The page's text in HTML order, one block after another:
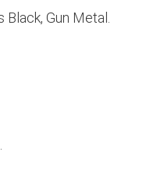
Black, Gun Metal.